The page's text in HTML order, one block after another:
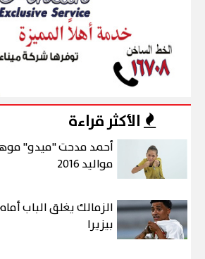
الأكثر قراءة
أحمد مدحت "ميدو"
مواليد 2016
الزمالك يغلق الباب
بيزيرا